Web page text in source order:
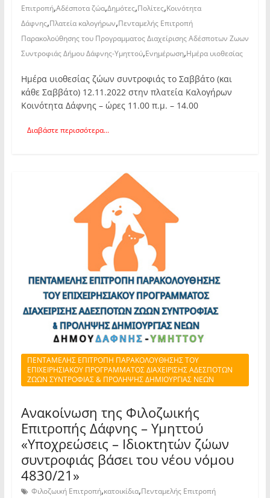
Επιτροπή,Αδέσποτα ζώα,Δημότες,Πολίτες,Κοινότητα
Δάφνης,Πλατεία καλογήρων,Πενταμελής Επιτροπή
Παρακολούθησης του Προγραμματος Διαχείρισης Αδέσποτων Ζωων
Συντροφιάς Δήμου Δάφνης-Υμηττού,Ενημέρωση,Ημέρα υιοθεσίας
Ημέρα υιοθεσίας ζώων συντροφιάς το Σαββάτο (και
κάθε Σαββάτο) 12.11.2022 στην πλατεία Καλογήρων
Κοινότητα Δάφνης – ώρες 11.00 π.μ. – 14.00
Διαβάστε περισσότερα...
ΠΕΝΤΑΜΕΛΗΣ ΕΠΙΤΡΟΠΗ ΠΑΡΑΚΟΛΟΥΘΗΣΗΣ ΤΟΥ
ΕΠΙΧΕΙΡΗΣΙΑΚΟΥ ΠΡΟΓΡΑΜΜΑΤΟΣ ΔΙΑΧΕΙΡΙΣΗΣ ΑΔΕΣΠΟΤΩΝ
ΖΩΩΝ ΣΥΝΤΡΟΦΙΑΣ & ΠΡΟΛΗΨΗΣ ΔΗΜΙΟΥΡΓΙΑΣ ΝΕΩΝ
Ανακοίνωση της Φιλοζωικής
Επιτροπής Δάφνης – Υμηττού
«Υποχρεώσεις – Ιδιοκτητών ζώων
συντροφιάς βάσει του νέου νόμου
4830/21»
Φιλοζωική Επιτροπή,κατοικίδια,Πενταμελής Επιτροπή